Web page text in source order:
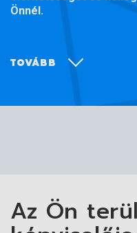
Önnél.
TOVÁBB
Az Ön